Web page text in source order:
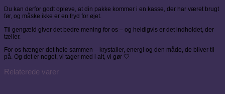
Du kan derfor godt opleve, at din pakke kommer i en kasse, der har været brugt
før, og måske ikke er en fryd for øjet.
Til gengæld giver det bedre mening for os – og heldigvis er det indholdet, der
tæller.
For os hænger det hele sammen – krystaller, energi og den måde, de bliver til
på. Og det er noget, vi tager med i alt, vi gør 🤍
Relaterede varer